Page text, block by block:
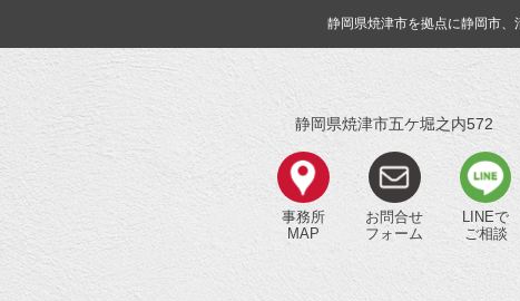
静岡県焼津市を拠点に静岡市
静岡県焼津市五ケ堀之内572
事務所
MAP
お問合せ
フォーム
LINEで
ご相談